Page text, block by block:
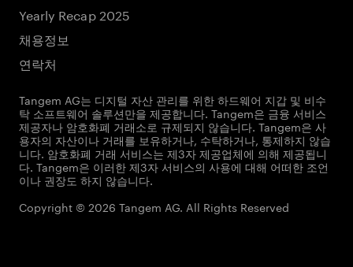
Yearly Recap 2025
채용정보
연락처
Tangem AG는 디지털 자산 관리를 위한 하드웨어 지갑 및 비수
탁 소프트웨어 솔루션만을 제공합니다. Tangem은 금융 서비스
제공자나 암호화폐 거래소로 규제되지 않습니다. Tangem은 사
용자의 자산이나 거래를 보유하거나, 수탁하거나, 통제하지 않습
니다. 암호화폐 거래 서비스는 제3자 제공업체에 의해 제공됩니
다. Tangem은 이러한 제3자 서비스의 사용에 대해 어떠한 조언
이나 권장도 하지 않습니다.